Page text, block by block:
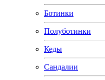
Ботинки
Полуботинки
Кеды
Сандалии